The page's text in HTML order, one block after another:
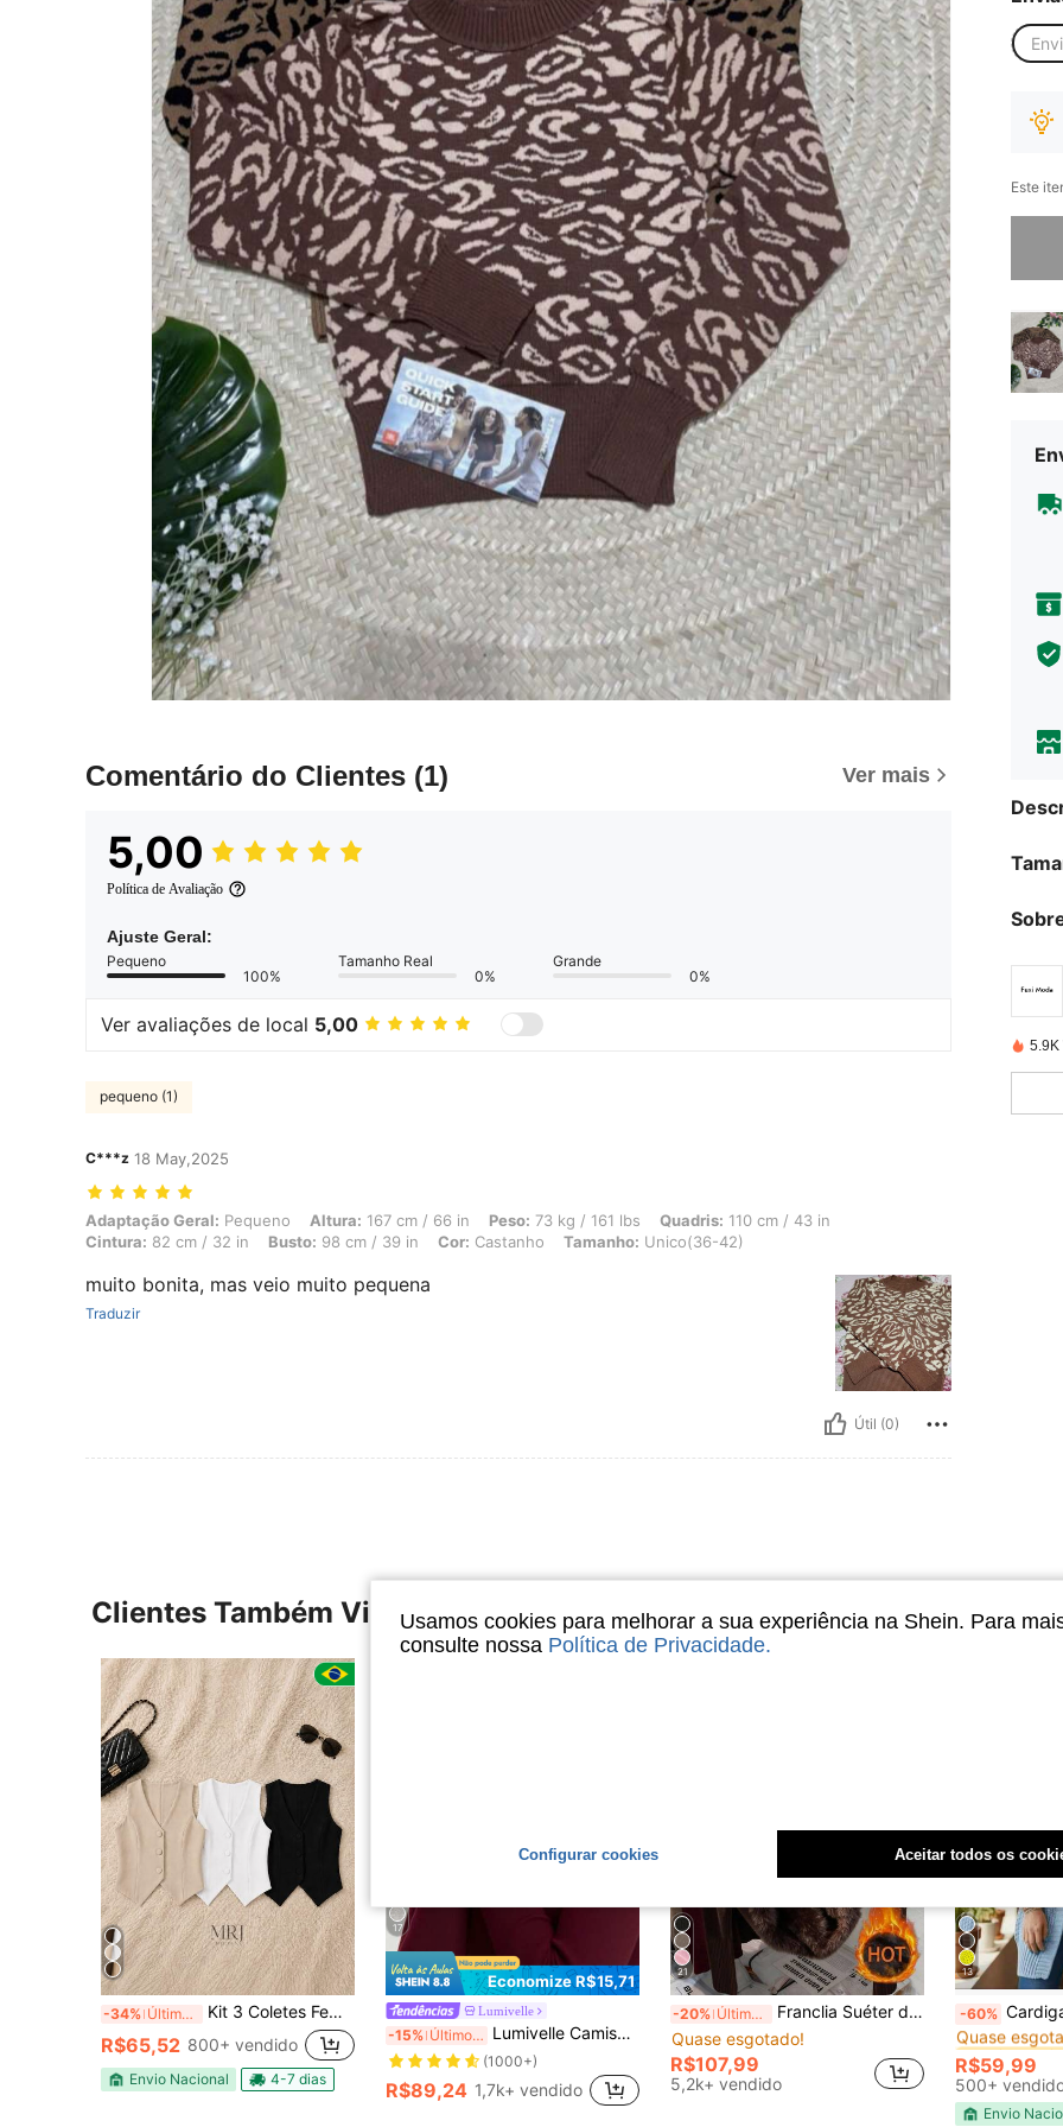
Comentário do Clientes (1) Ver mais
5,00
Política de Avaliação
Ajuste Geral:
Pequeno
100%
Tamanho Real
0%
Grande
0%
Ver avaliações de local 5,00
pequeno (1)
C***z 18 May,2025
Adaptação Geral: Pequeno, Altura: 167 cm / 66 in, Peso: 73 kg / 161 lbs, Quadris: 110 cm / 43 in, Cintura: 82 cm / 32 in, Busto: 98 cm / 39 in, Cor:
Adaptação Geral: Pequeno Altura: 167 cm / 66 in Peso: 73 kg / 161 lbs Quadris: 110 cm / 43 in
Cintura: 82 cm / 32 in Busto: 98 cm / 39 in Cor: Castanho Tamanho: Unico(36-42)
muito bonita, mas veio muito pequena
Traduzir
Útil (0)
Este
5.9K
Clientes Também Visitaram
-34% Últimos 3 dias Kit 3 Coletes Feminino Alfaiataria Elegante com Botões Decote V Sem Mangas Casual Chic
R$65,52 800+ vendido
Envio Nacional 4-7 dias
17
Economize R$15,71
Lumivelle
-15% Últimos 3 dias Lumivelle Camiseta Básica de Manga Longa, Decote Redondo, Casual e Versátil
(1000+)
R$89,24 1,7k+ vendido
21
-20% Últimos 3 dias
Franclia Suéter de Tricô Ajustado com Gola Alta, Sem Costura e Grosso, Versátil para Outono/Inverno
Quase esgotado!
R$107,99
5,2k+ vendido
13
-60% Cardigan Tricô Super
#1 Mais Vendido
Quase
#1 Mais
Quase
#1 Mais
Quase
#1 Mais Vendido
Quase
R$59,99
500+
Envio
Usamos cookies para melhorar a sua experiência na Shein. Para
consulte nossa Política de Privacidade.
Configurar cookies Aceitar todos os